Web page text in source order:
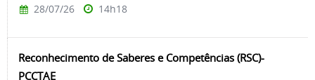
28/07/26 14h18
Reconhecimento de Saberes e Competências (RSC)-
PCCTAE